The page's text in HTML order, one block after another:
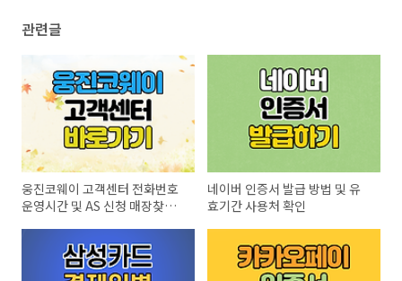
관련글
웅진코웨이 고객센터 전화번호
운영시간 및 AS 신청 매장찾기
네이버 인증서 발급 방법 및 유
효기간 사용처 확인